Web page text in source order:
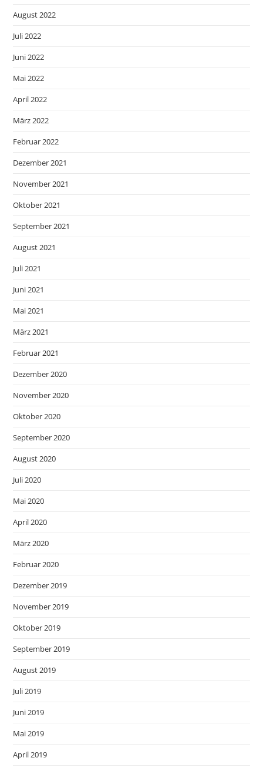
August 2022
Juli 2022
Juni 2022
Mai 2022
April 2022
März 2022
Februar 2022
Dezember 2021
November 2021
Oktober 2021
September 2021
August 2021
Juli 2021
Juni 2021
Mai 2021
März 2021
Februar 2021
Dezember 2020
November 2020
Oktober 2020
September 2020
August 2020
Juli 2020
Mai 2020
April 2020
März 2020
Februar 2020
Dezember 2019
November 2019
Oktober 2019
September 2019
August 2019
Juli 2019
Juni 2019
Mai 2019
April 2019